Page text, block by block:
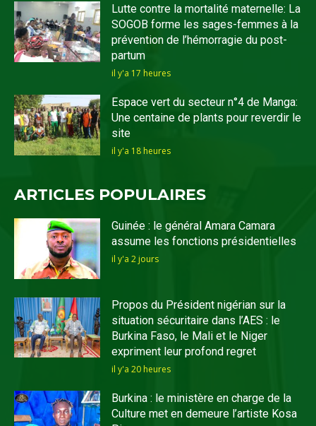
Lutte contre la mortalité maternelle: La
SOGOB forme les sages-femmes à la
prévention de l’hémorragie du post-
partum
il y'a 17 heures
Espace vert du secteur n°4 de Manga:
Une centaine de plants pour reverdir le
site
il y'a 18 heures
ARTICLES POPULAIRES
Guinée : le général Amara Camara
assume les fonctions présidentielles
il y'a 2 jours
Propos du Président nigérian sur la
situation sécuritaire dans l’AES : le
Burkina Faso, le Mali et le Niger
expriment leur profond regret
il y'a 20 heures
Burkina : le ministère en charge de la
Culture met en demeure l’artiste Kosa